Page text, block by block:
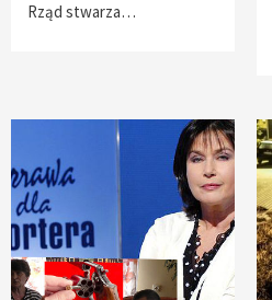
Rząd stwarza…